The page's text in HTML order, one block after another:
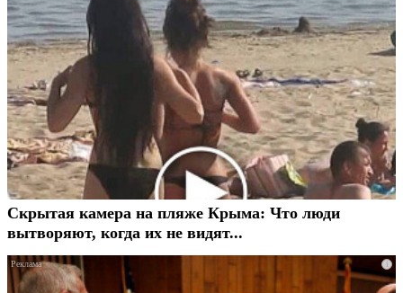
Скрытая камера на пляже Крыма: Что люди
вытворяют, когда их не видят...
i